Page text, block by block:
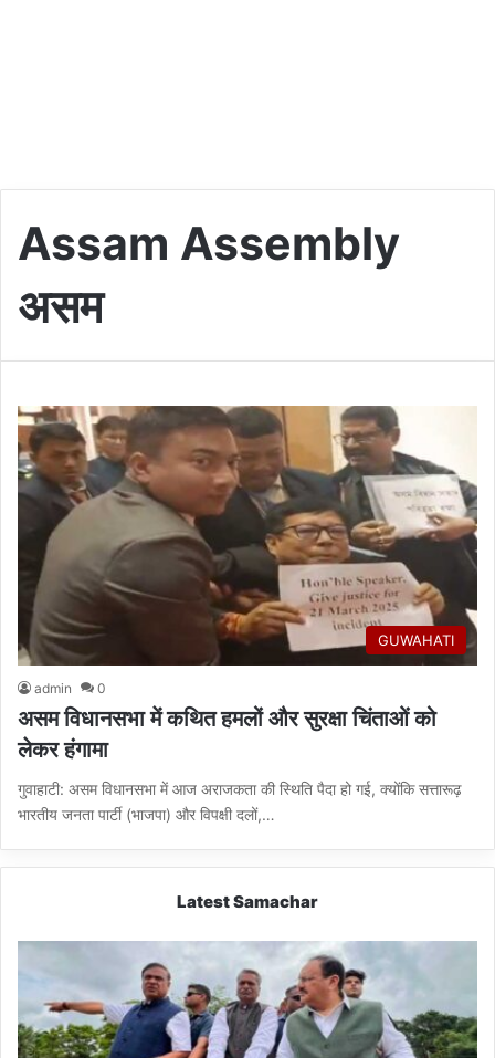
Assam Assembly
असम
GUWAHATI
admin 0
असम विधानसभा में कथित हमलों और सुरक्षा चिंताओं को
लेकर हंगामा
गुवाहाटी: असम विधानसभा में आज अराजकता की स्थिति पैदा हो गई, क्योंकि सत्तारूढ़
भारतीय जनता पार्टी (भाजपा) और विपक्षी दलों,…
Latest Samachar